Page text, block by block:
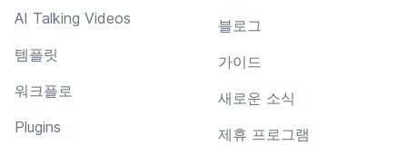
AI Talking Videos
템플릿
워크플로
Plugins
블로그
가이드
새로운 소식
제휴 프로그램